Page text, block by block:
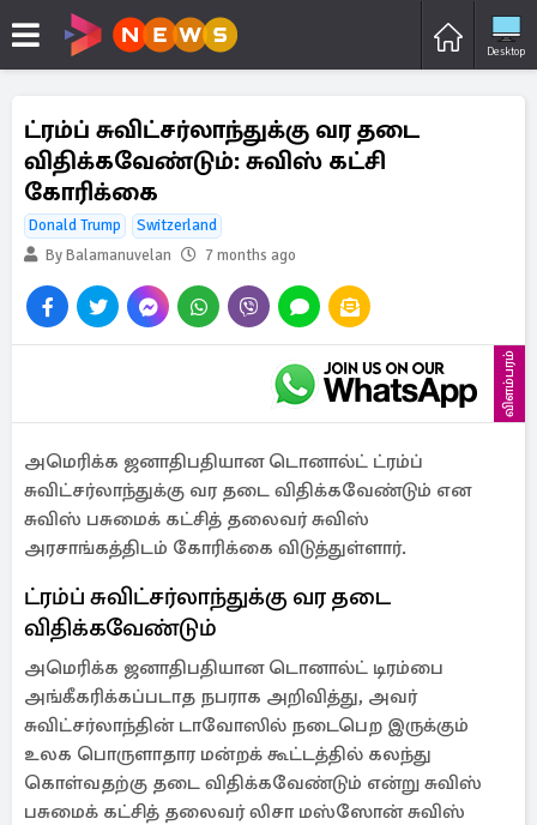
Desktop
ட்ரம்ப் சுவிட்சர்லாந்துக்கு வர தடை
விதிக்கவேண்டும்: சுவிஸ் கட்சி
கோரிக்கை
Donald Trump
Switzerland
By Balamanuvelan
7 months ago
விளம்பரம்
அமெரிக்க ஜனாதிபதியான டொனால்ட் ட்ரம்ப்
சுவிட்சர்லாந்துக்கு வர தடை விதிக்கவேண்டும் என
சுவிஸ் பசுமைக் கட்சித் தலைவர் சுவிஸ்
அரசாங்கத்திடம் கோரிக்கை விடுத்துள்ளார்.
ட்ரம்ப் சுவிட்சர்லாந்துக்கு வர தடை
விதிக்கவேண்டும்
அமெரிக்க ஜனாதிபதியான டொனால்ட் டிரம்பை
அங்கீகரிக்கப்படாத நபராக அறிவித்து, அவர்
சுவிட்சர்லாந்தின் டாவோஸில் நடைபெற இருக்கும்
உலக பொருளாதார மன்றக் கூட்டத்தில் கலந்து
கொள்வதற்கு தடை விதிக்கவேண்டும் என்று சுவிஸ்
பசுமைக் கட்சித் தலைவர் லிசா மஸ்ஸோன் சுவிஸ்